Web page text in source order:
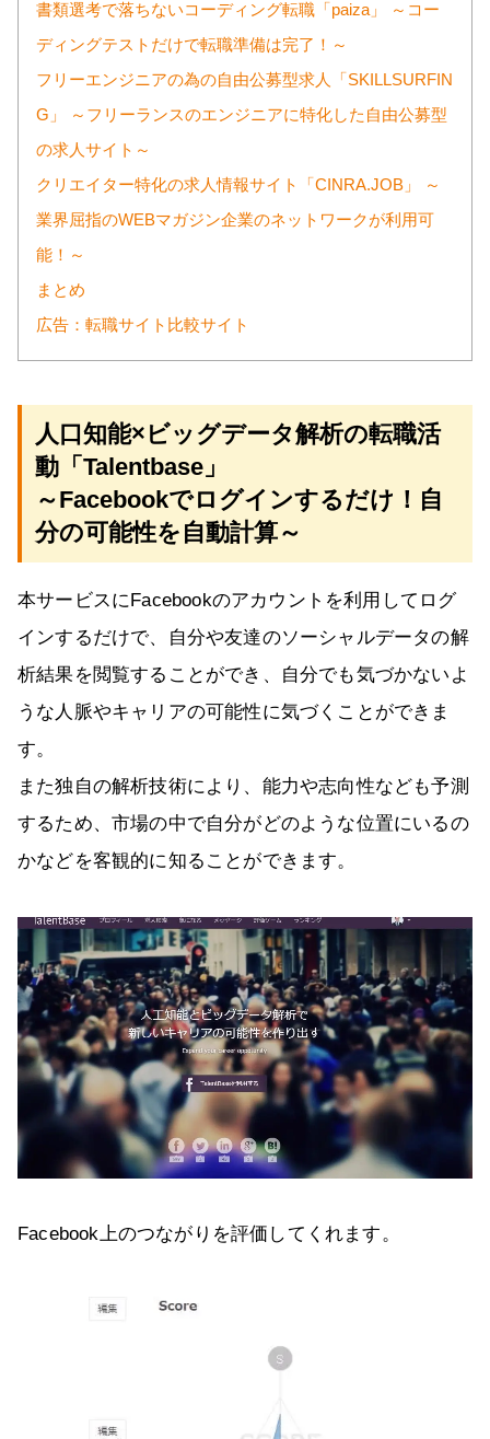
書類選考で落ちないコーディング転職「paiza」 ～コー
ディングテストだけで転職準備は完了！～
フリーエンジニアの為の自由公募型求人「SKILLSURFIN
G」 ～フリーランスのエンジニアに特化した自由公募型
の求人サイト～
クリエイター特化の求人情報サイト「CINRA.JOB」 ～
業界屈指のWEBマガジン企業のネットワークが利用可
能！～
まとめ
広告：転職サイト比較サイト
人口知能×ビッグデータ解析の転職活
動「Talentbase」
～Facebookでログインするだけ！自
分の可能性を自動計算～
本サービスにFacebookのアカウントを利用してログ
インするだけで、自分や友達のソーシャルデータの解
析結果を閲覧することができ、自分でも気づかないよ
うな人脈やキャリアの可能性に気づくことができま
す。
また独自の解析技術により、能力や志向性なども予測
するため、市場の中で自分がどのような位置にいるの
かなどを客観的に知ることができます。
Facebook上のつながりを評価してくれます。